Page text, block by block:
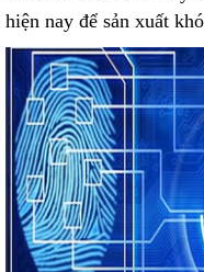
hiện nay để sản xuất